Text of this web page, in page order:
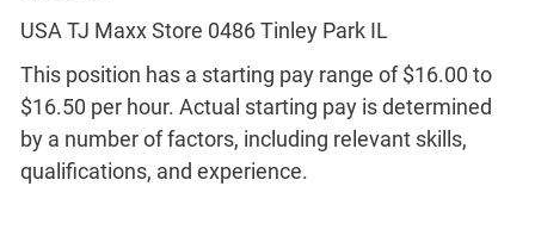
USA TJ Maxx Store 0486 Tinley Park IL
This position has a starting pay range of $16.00 to
$16.50 per hour. Actual starting pay is determined
by a number of factors, including relevant skills,
qualifications, and experience.